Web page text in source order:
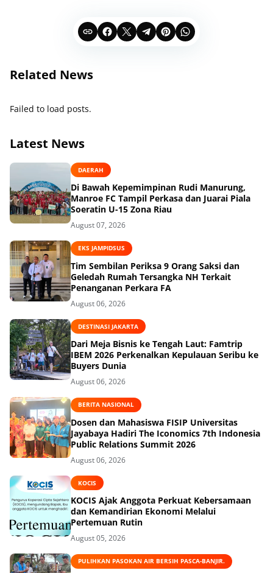
Related News
Failed to load posts.
Latest News
DAERAH
Di Bawah Kepemimpinan Rudi Manurung,
Manroe FC Tampil Perkasa dan Juarai Piala
Soeratin U-15 Zona Riau
August 07, 2026
EKS JAMPIDSUS
Tim Sembilan Periksa 9 Orang Saksi dan
Geledah Rumah Tersangka NH Terkait
Penanganan Perkara FA
August 06, 2026
DESTINASI JAKARTA
Dari Meja Bisnis ke Tengah Laut: Famtrip
IBEM 2026 Perkenalkan Kepulauan Seribu ke
Buyers Dunia
August 06, 2026
BERITA NASIONAL
Dosen dan Mahasiswa FISIP Universitas
Jayabaya Hadiri The Iconomics 7th Indonesia
Public Relations Summit 2026
August 06, 2026
KOCIS
KOCIS Ajak Anggota Perkuat Kebersamaan
dan Kemandirian Ekonomi Melalui
Pertemuan Rutin
August 05, 2026
PULIHKAN PASOKAN AIR BERSIH PASCA-BANJIR.